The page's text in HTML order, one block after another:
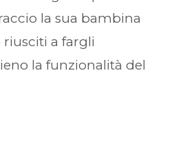
la sua bambina
a fargli
la funzionalità del